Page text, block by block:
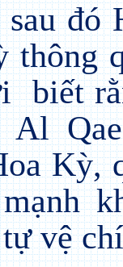
đó
thông
biết
Al
Kỳ,
vệ